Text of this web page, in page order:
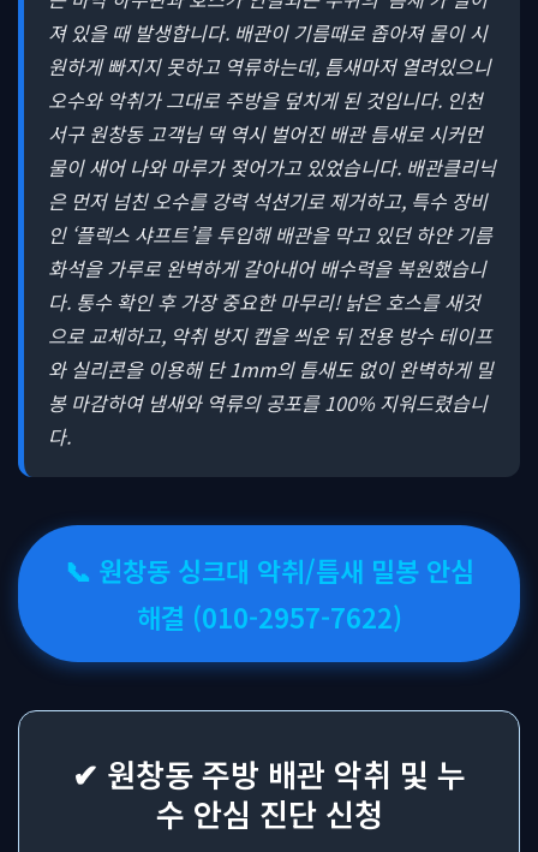
져 있을 때 발생합니다. 배관이 기름때로 좁아져 물이 시
원하게 빠지지 못하고 역류하는데, 틈새마저 열려있으니
오수와 악취가 그대로 주방을 덮치게 된 것입니다. 인천
서구 원창동 고객님 댁 역시 벌어진 배관 틈새로 시커먼
물이 새어 나와 마루가 젖어가고 있었습니다. 배관클리닉
은 먼저 넘친 오수를 강력 석션기로 제거하고, 특수 장비
인 ‘플렉스 샤프트’를 투입해 배관을 막고 있던 하얀 기름
화석을 가루로 완벽하게 갈아내어 배수력을 복원했습니
다. 통수 확인 후 가장 중요한 마무리! 낡은 호스를 새것
으로 교체하고, 악취 방지 캡을 씌운 뒤 전용 방수 테이프
와 실리콘을 이용해 단 1mm의 틈새도 없이 완벽하게 밀
봉 마감하여 냄새와 역류의 공포를 100% 지워드렸습니
다.
📞 원창동 싱크대 악취/틈새 밀봉 안심
해결 (010-2957-7622)
✔ 원창동 주방 배관 악취 및 누
수 안심 진단 신청